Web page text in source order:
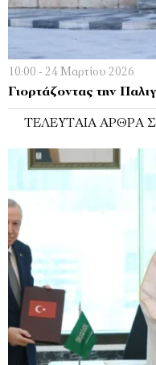
10:00 - 24 Μαρτίου 2026
Γιορτάζοντας την
ΤΕΛΕΥΤΑΊΑ ΆΡΘΡΑ